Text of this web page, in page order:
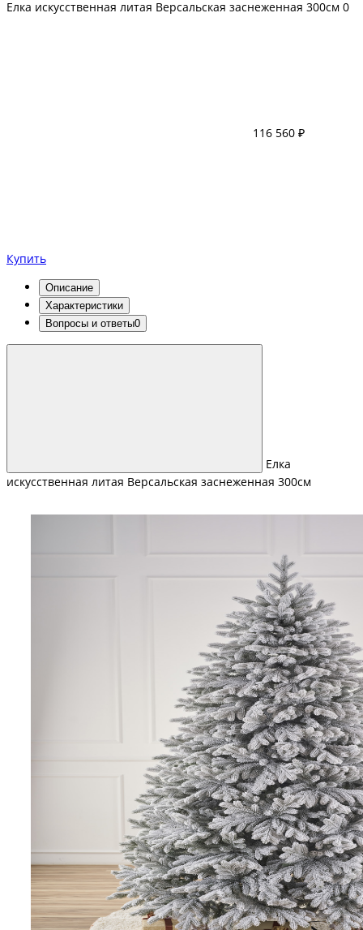
Елка искусственная литая Версальская заснеженная 300см 0
116 560 ₽
Купить
Описание
Характеристики
Вопросы и ответы0
Елка
искусственная литая Версальская заснеженная 300см